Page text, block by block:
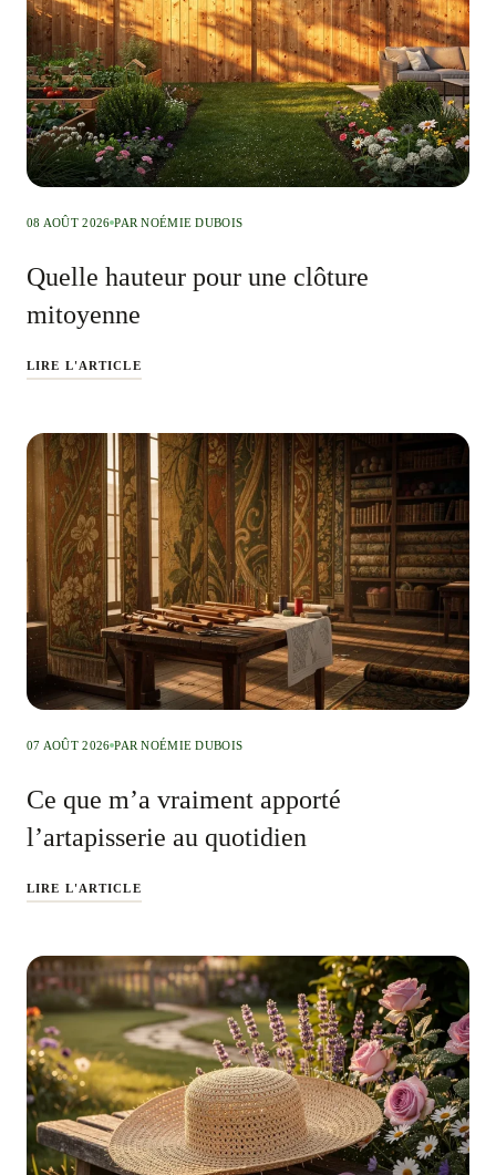
08 AOÛT 2026 PAR NOÉMIE DUBOIS
Quelle hauteur pour une clôture
mitoyenne
LIRE L'ARTICLE
07 AOÛT 2026 PAR NOÉMIE DUBOIS
Ce que m’a vraiment apporté
l’artapisserie au quotidien
LIRE L'ARTICLE